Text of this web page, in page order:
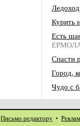
Курить
Есть
Спасти
Город,
Чудо с
Письмо редактору •